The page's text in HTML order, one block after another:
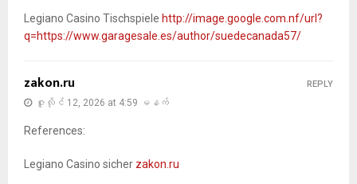
Legiano Casino Tischspiele http://image.google.com.nf/url?
q=https://www.garagesale.es/author/suedecanada57/
zakon.ru
ဇူလိုင် 12, 2026 at 4:59 မနက်
References:
Legiano Casino sicher zakon.ru
REPLY